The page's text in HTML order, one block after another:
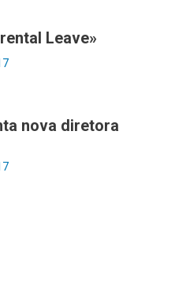
Leave»
nova diretora